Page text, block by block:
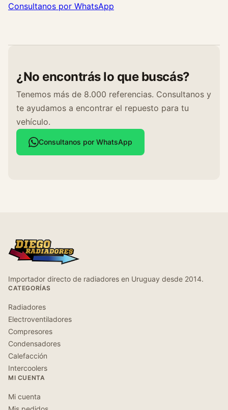
Consultanos por WhatsApp
¿No encontrás lo que buscás?
Tenemos más de 8.000 referencias. Consultanos y
te ayudamos a encontrar el repuesto para tu
vehículo.
Consultanos por WhatsApp
Importador directo de radiadores en Uruguay desde 2014.
CATEGORÍAS
Radiadores
Electroventiladores
Compresores
Condensadores
Calefacción
Intercoolers
MI CUENTA
Mi cuenta